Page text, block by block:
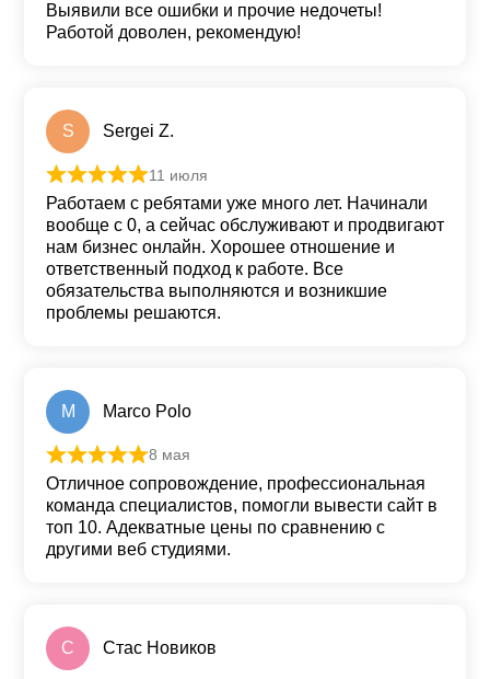
Выявили все ошибки и прочие недочеты!
Работой доволен, рекомендую!
S Sergei Z.
Оценка
11 июля
Работаем с ребятами уже много лет. Начинали
вообще с 0, а сейчас обслуживают и продвигают
нам бизнес онлайн. Хорошее отношение и
ответственный подход к работе. Все
обязательства выполняются и возникшие
проблемы решаются.
M Marco Polo
Оценка
8 мая
Отличное сопровождение, профессиональная
команда специалистов, помогли вывести сайт в
топ 10. Адекватные цены по сравнению с
другими веб студиями.
С Стас Новиков